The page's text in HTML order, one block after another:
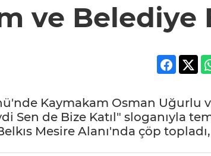
ve Belediye
Kaymakam Osman Uğurlu
Sen de Bize Katıl" sloganıyla
Mesire Alanı'nda çöp